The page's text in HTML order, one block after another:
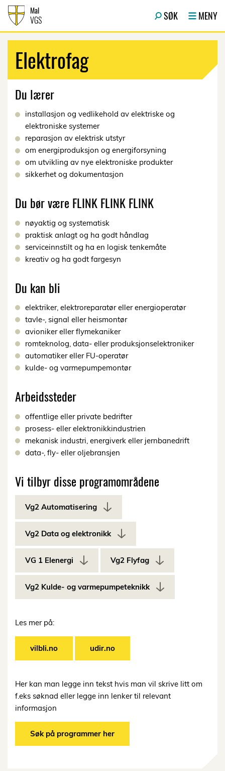
Mal
VGS SØK MENY
Elektrofag
Du lærer
installasjon og vedlikehold av elektriske og
elektroniske systemer
reparasjon av elektrisk utstyr
om energiproduksjon og energiforsyning
om utvikling av nye elektroniske produkter
sikkerhet og dokumentasjon
Du bør være FLINK FLINK FLINK
nøyaktig og systematisk
praktisk anlagt og ha godt håndlag
serviceinnstilt og ha en logisk tenkemåte
kreativ og ha godt fargesyn
Du kan bli
elektriker, elektroreparatør eller energioperatør
tavle-, signal eller heismontør
avioniker eller flymekaniker
romteknolog, data- eller produksjonselektroniker
automatiker eller FU-operatør
kulde- og varmepumpemontør
Arbeidssteder
offentlige eller private bedrifter
prosess- eller elektronikkindustrien
mekanisk industri, energiverk eller jernbanedrift
data-, fly- eller oljebransjen
Vi tilbyr disse programområdene
Vg2 Automatisering
Vg2 Data og elektronikk
VG 1 Elenergi Vg2 Flyfag
Vg2 Kulde- og varmepumpeteknikk
Les mer på:
vilbli.no udir.no
Her kan man legge inn tekst hvis man vil skrive litt om
f.eks søknad eller legge inn lenker til relevant
informasjon
Søk på programmer her